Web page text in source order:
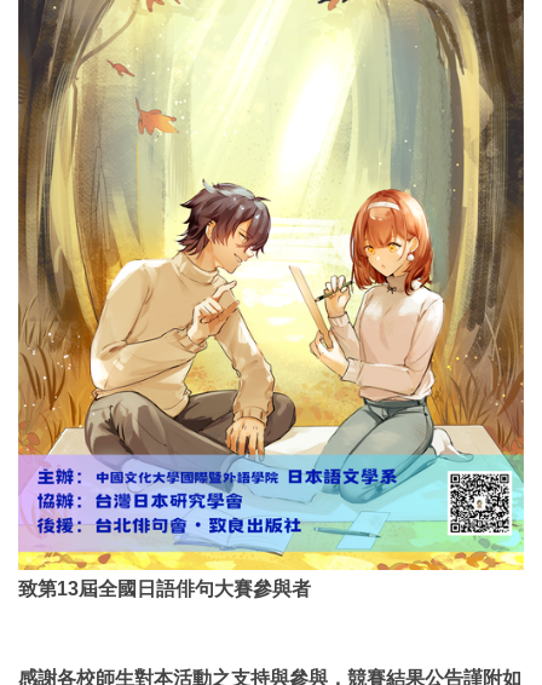
致第13屆全國日語俳句大賽參與者
感謝各校師生對本活動之支持與參與，競賽結果公告謹附如